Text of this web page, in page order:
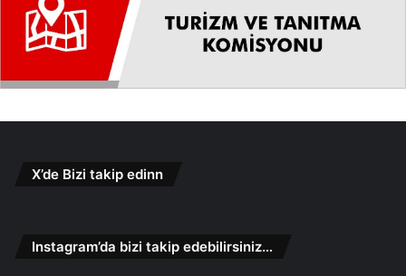
X’de Bizi takip edinn
Instagram’da bizi takip edebilirsiniz…